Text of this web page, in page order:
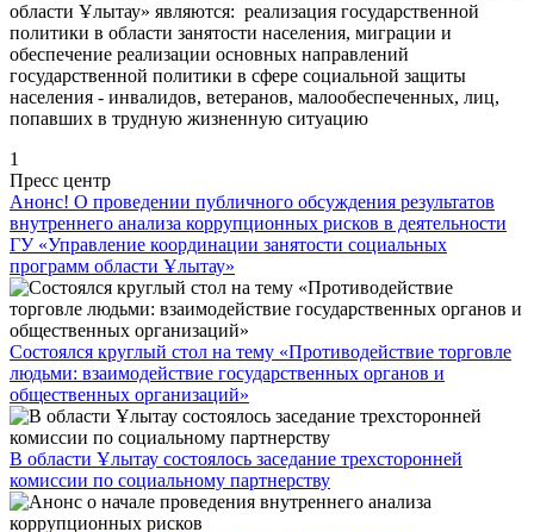
области Ұлытау» являются: реализация государственной
политики в области занятости населения, миграции и
обеспечение реализации основных направлений
государственной политики в сфере социальной защиты
населения - инвалидов, ветеранов, малообеспеченных, лиц,
попавших в трудную жизненную ситуацию
1
Пресс центр
Анонс! О проведении публичного обсуждения результатов
внутреннего анализа коррупционных рисков в деятельности
ГУ «Управление координации занятости социальных
программ области Ұлытау»
Cостоялся круглый стол на тему «Противодействие торговле
людьми: взаимодействие государственных органов и
общественных организаций»
В области Ұлытау состоялось заседание трехсторонней
комиссии по социальному партнерству